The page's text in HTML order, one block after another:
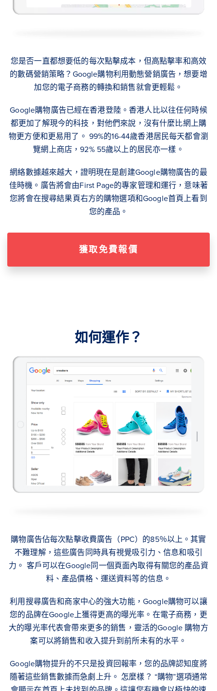
您是否一直都想要低的每次點擊成本，但高點擊率和高效
的數碼營銷策略？Google購物利用動態營銷廣告，想要增
加您的電子商務的轉換和銷售就會更輕鬆。
Google購物廣告已經在香港登陸。香港人比以往任何時候
都更加了解現今的科技，對他們來說，沒有什麼比網上購
物更方便和更易用了。 99%的16-44歲香港居民每天都會瀏
覽網上商店，92% 55歲以上的居民亦一樣。
網絡數據越來越大，證明現在是創建Google購物廣告的最
佳時機。廣告將會由First Page的專家管理和運行，意味著
您將會在搜尋結果頁右方的購物選項和Google首頁上看到
您的產品。
獲取免費報價
如何運作？
購物廣告佔每次點擊收費廣告（PPC）的85％以上。其實
不難理解，這些廣告同時具有視覺吸引力、信息和吸引
力。 客戶可以在Google同一個頁面內取得有關您的產品資
料、產品價格、運送資料等的信息。
利用搜尋廣告和商家中心的強大功能，Google購物可以讓
您的品牌在Google上獲得更高的曝光率。在電子商務，更
大的曝光率代表會帶來更多的銷售，靈活的Google 購物方
案可以將銷售和收入提升到前所未有的水平。
Google購物提升的不只是投資回報率，您的品牌認知度將
隨著這些銷售數據而急劇上升。 怎麼樣？ “購物”選項通常